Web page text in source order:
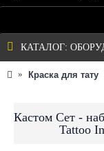
КАТАЛОГ:
Краска для тату
Кастом Сет -
Tattoo